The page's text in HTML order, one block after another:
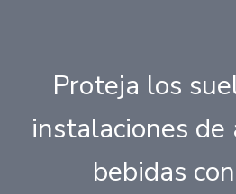
Proteja los
instalaciones
bebidas